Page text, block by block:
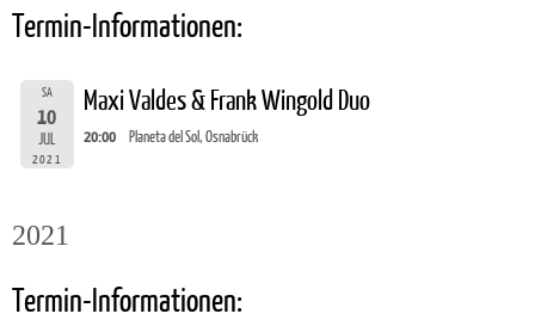
Termin-Informationen:
SA
10
JUL
2021
Maxi Valdes & Frank Wingold Duo
20:00 Planeta del Sol, Osnabrück
2021
Termin-Informationen: